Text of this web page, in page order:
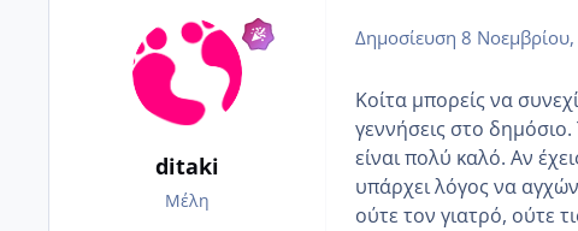
ditaki
Μέλη
Δημοσίευση 8
Κοίτα μπορείς να
γεννήσεις στο
είναι πολύ καλό. Αν
υπάρχει λόγος να
ούτε τον γιατρό, ούτε